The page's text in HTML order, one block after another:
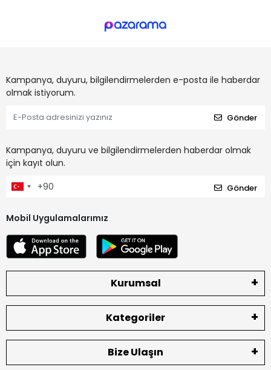
Kampanya, duyuru, bilgilendirmelerden e-posta ile haberdar
olmak istiyorum.
Gönder
Kampanya, duyuru ve bilgilendirmelerden haberdar olmak
için kayıt olun.
Gönder
Mobil Uygulamalarımız
Kurumsal
Kategoriler
Bize Ulaşın